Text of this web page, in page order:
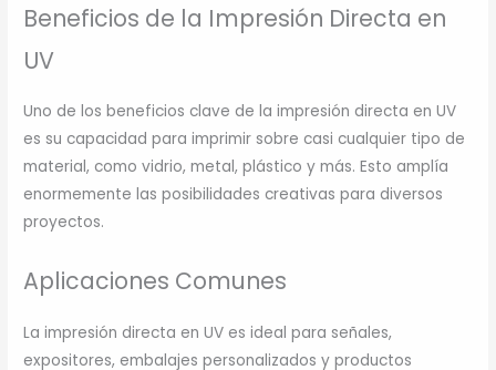
Beneficios de la Impresión Directa en
UV
Uno de los beneficios clave de la impresión directa en UV
es su capacidad para imprimir sobre casi cualquier tipo de
material, como vidrio, metal, plástico y más. Esto amplía
enormemente las posibilidades creativas para diversos
proyectos.
Aplicaciones Comunes
La impresión directa en UV es ideal para señales,
expositores, embalajes personalizados y productos